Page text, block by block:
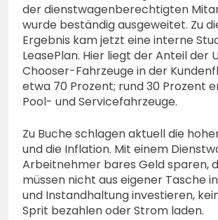
der dienstwagenberechtigten
wurde beständig ausgeweitet. Zu
Ergebnis kam jetzt eine interne
LeasePlan. Hier liegt der Anteil der
Chooser-Fahrzeuge in der
etwa 70 Prozent; rund 30 Prozent
Pool- und Servicefahrzeuge.
Zu Buche schlagen aktuell die
und die Inflation. Mit einem
Arbeitnehmer bares Geld sparen,
müssen nicht aus eigener Tasche
und Instandhaltung investieren,
Sprit bezahlen oder Strom laden.